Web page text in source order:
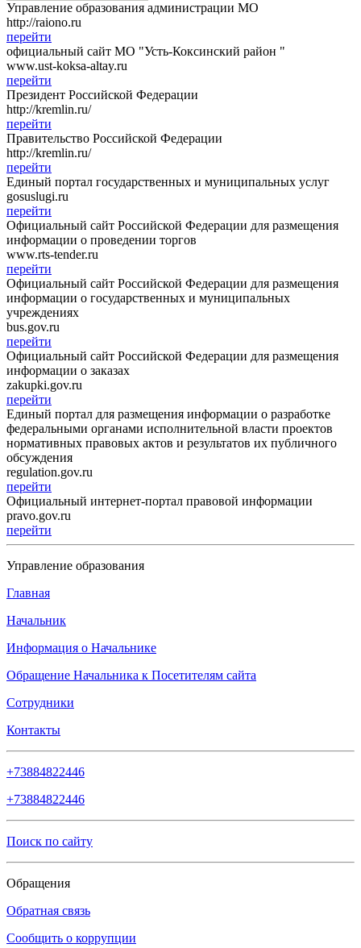
Управление образования администрации МО
http://raiono.ru
перейти
официальный сайт МО "Усть-Коксинский район "
www.ust-koksa-altay.ru
перейти
Президент Российской Федерации
http://kremlin.ru/
перейти
Правительство Российской Федерации
http://kremlin.ru/
перейти
Единый портал государственных и муниципальных услуг
gosuslugi.ru
перейти
Официальный сайт Российской Федерации для размещения
информации о проведении торгов
www.rts-tender.ru
перейти
Официальный сайт Российской Федерации для размещения
информации о государственных и муниципальных
учреждениях
bus.gov.ru
перейти
Официальный сайт Российской Федерации для размещения
информации о заказах
zakupki.gov.ru
перейти
Единый портал для размещения информации о разработке
федеральными органами исполнительной власти проектов
нормативных правовых актов и результатов их публичного
обсуждения
regulation.gov.ru
перейти
Официальный интернет-портал правовой информации
pravo.gov.ru
перейти
Управление образования
Главная
Начальник
Информация о Начальнике
Обращение Начальника к Посетителям сайта
Сотрудники
Контакты
+73884822446
+73884822446
Поиск по сайту
Обращения
Обратная связь
Сообщить о коррупции